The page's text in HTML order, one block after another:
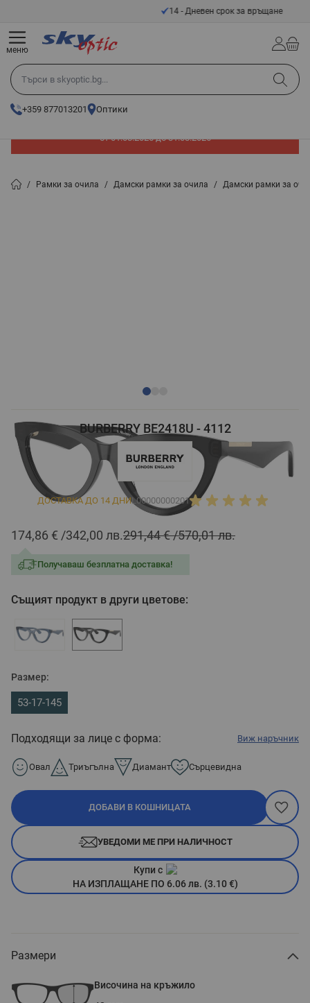
14 - Дневен срок за връщане
Търси в skyoptic.bg...
+359 877013201 Оптики
меню
от 01.08.2026 до 31.08.2026
/ Рамки за очила / Дамски рамки за очила / Дамски рамки за
BURBERRY BE2418U - 4112
ДОСТАВКА ДО 14 ДНИL00000000201
291,44 € 570,01 лв.
174,86 € 342,00 лв.
Получаваш безплатна доставка!
Същият продукт в други цветове:
Размер:
53-17-145
Подходящи за лице с форма: Виж наръчник
Овал Триъгълна Диамант Сърцевидна
ДОБАВИ В КОШНИЦАТА
Купи с
НА ИЗПЛАЩАНЕ ПО 6.06 лв. (3.10 €)
УВЕДОМИ МЕ ПРИ НАЛИЧНОСТ
Размери
Височина на кръжило